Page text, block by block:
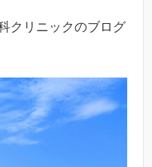
クリニックのブログ